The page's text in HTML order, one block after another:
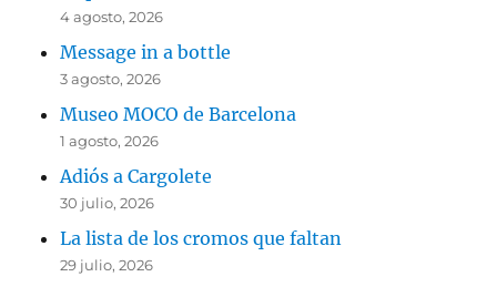
4 agosto, 2026
Message in a bottle
3 agosto, 2026
Museo MOCO de Barcelona
1 agosto, 2026
Adiós a Cargolete
30 julio, 2026
La lista de los cromos que faltan
29 julio, 2026